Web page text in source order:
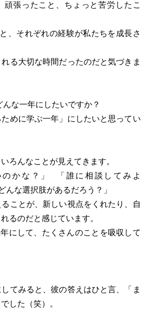
頑張ったこと、ちょっと苦労したこ
、それぞれの経験が私たちを成長さ
る大切な時間だったのだと気づきま
んな一年にしたいですか？
めに学ぶ一年」にしたいと思ってい
ろんなことが見えてきます。
のかな？」 「誰に相談してみよ
んな選択肢があるだろう？」
ことが、新しい視点をくれたり、自
るのだと感じています。
にして、たくさんのことを吸収して
てみると、彼の答えはひと言、「ま
した（笑）。